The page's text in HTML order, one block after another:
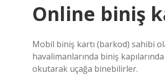
Online biniş
Mobil biniş kartı (barkod) sahibi
havalimanlarında biniş
okutarak uçağa binebilirler.